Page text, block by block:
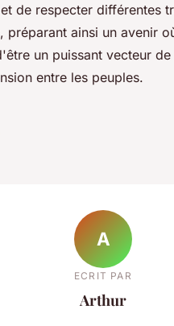
de respecter différentes
préparant ainsi un avenir
un puissant vecteur
entre les peuples.
A
ECRIT PAR
Arthur